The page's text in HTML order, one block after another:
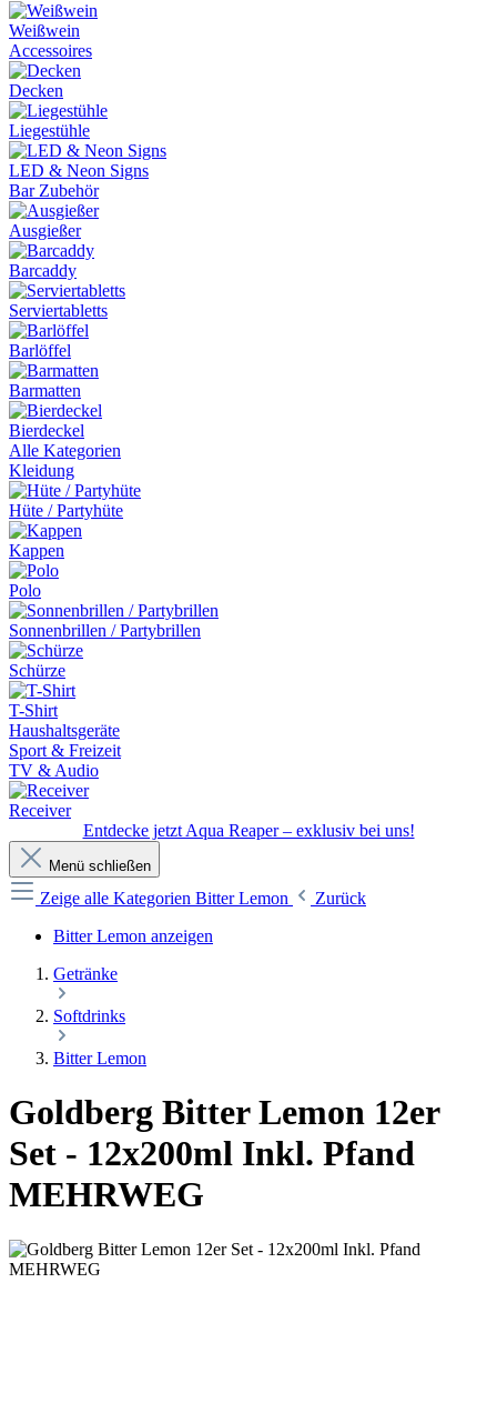
Weißwein
Accessoires
Decken
Liegestühle
LED & Neon Signs
Bar Zubehör
Ausgießer
Barcaddy
Serviertabletts
Barlöffel
Barmatten
Bierdeckel
Alle Kategorien
Kleidung
Hüte / Partyhüte
Kappen
Polo
Sonnenbrillen / Partybrillen
Schürze
T-Shirt
Haushaltsgeräte
Sport & Freizeit
TV & Audio
Receiver
Entdecke jetzt Aqua Reaper – exklusiv bei uns!
Menü schließen
Zeige alle Kategorien Bitter Lemon
Zurück
Bitter Lemon anzeigen
Getränke
Softdrinks
Bitter Lemon
Goldberg Bitter Lemon 12er
Set - 12x200ml Inkl. Pfand
MEHRWEG